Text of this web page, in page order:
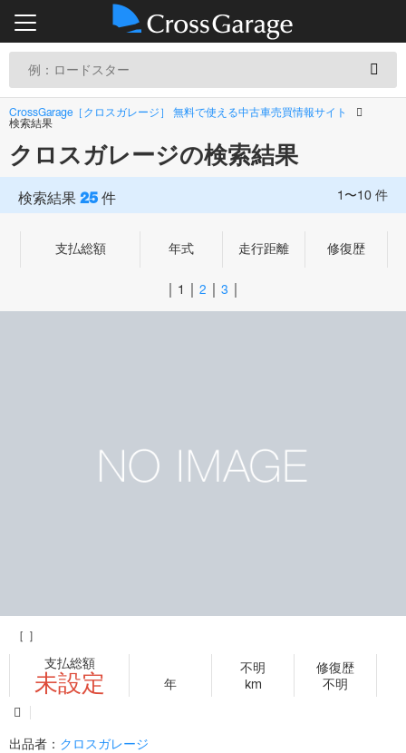
CrossGarage［クロスガレージ］ 無料で使える中古車売買情報サイト
検索結果
クロスガレージの検索結果
検索結果 25 件 1〜10 件
支払総額 年式 走行距離 修復歴
｜ 1 ｜ 2 ｜ 3 ｜
［ ］
支払総額
未設定 年
不明
km
修復歴
不明
出品者： クロスガレージ